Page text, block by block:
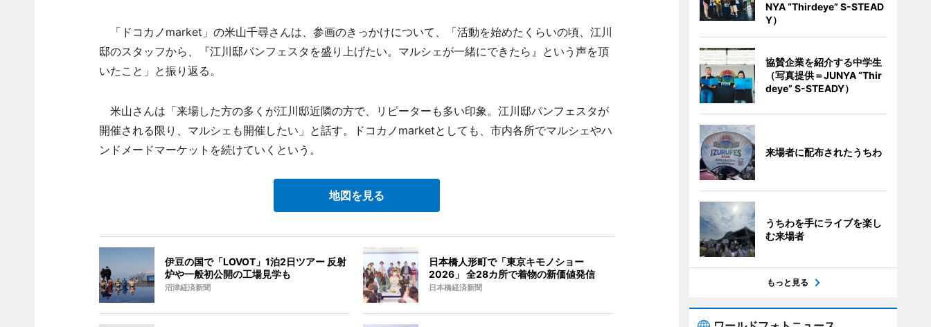
「ドコカノmarket」の米山千尋さんは、参画のきっかけについて、「活動を始めたくらいの頃、江川
邸のスタッフから、『江川邸パンフェスタを盛り上げたい。マルシェが一緒にできたら』という声を頂
いたこと」と振り返る。
米山さんは「来場した方の多くが江川邸近隣の方で、リピーターも多い印象。江川邸パンフェスタが
開催される限り、マルシェも開催したい」と話す。ドコカノmarketとしても、市内各所でマルシェやハ
ンドメードマーケットを続けていくという。
地図を見る
伊豆の国で「LOVOT」1泊2日ツアー 反射
炉や一般初公開の工場見学も
沼津経済新聞
日本橋人形町で「東京キモノショー
2026」 全28カ所で着物の新価値発信
日本橋経済新聞
NYA “Thirdeye” S-STEAD
Y）
協賛企業を紹介する中学生
（写真提供＝JUNYA “Thir
deye” S-STEADY）
来場者に配布されたうちわ
うちわを手にライブを楽し
む来場者
もっと見る